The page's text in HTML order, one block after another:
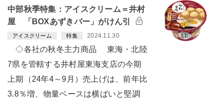
中部秋季特集：アイスクリーム＝井村
屋 「BOXあずきバー」がけん引
アイスクリーム 特集 2024.11.30
◇各社の秋冬主力商品 東海・北陸
7県を管轄する井村屋東海支店の今期
上期（24年4～9月）売上げは、前年比
3.8％増、物量ベースは横ばいと堅調